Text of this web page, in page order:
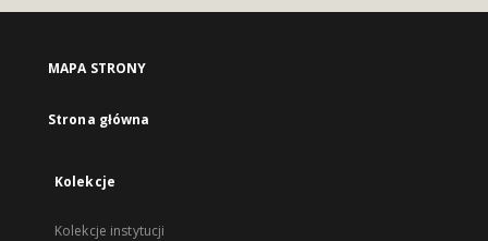
MAPA STRONY
Strona główna
Kolekcje
Kolekcje instytucji